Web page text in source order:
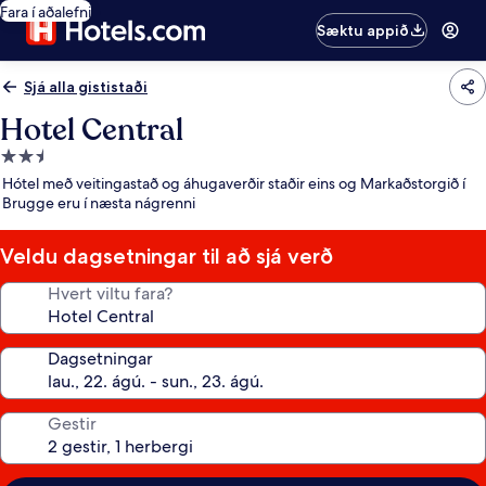
Fara í aðalefni
Sæktu appið
Sjá alla gististaði
Hotel Central
2.5
stjörnu
gististaður
Hótel með veitingastað og áhugaverðir staðir eins og Markaðstorgið í
Brugge eru í næsta nágrenni
Veldu dagsetningar til að sjá verð
Hvert viltu fara?
Dagsetningar
Gestir